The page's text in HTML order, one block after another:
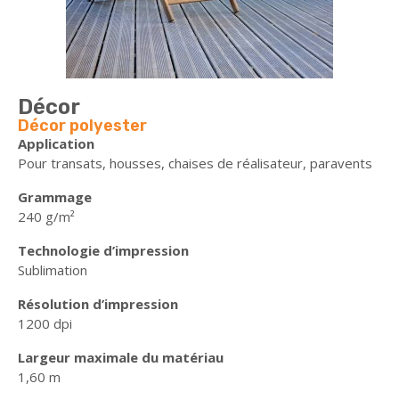
Décor
Décor polyester
Application
Pour transats, housses, chaises de réalisateur, paravents
Grammage
240 g/m²
Technologie d’impression
Sublimation
Résolution d’impression
1200 dpi
Largeur maximale du matériau
1,60 m